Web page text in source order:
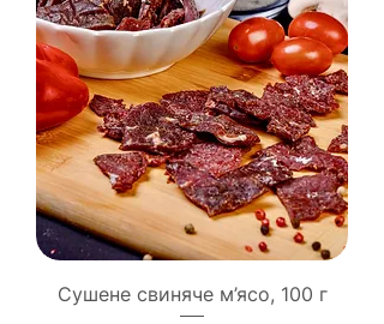
Сушене свиняче м’ясо, 100 г